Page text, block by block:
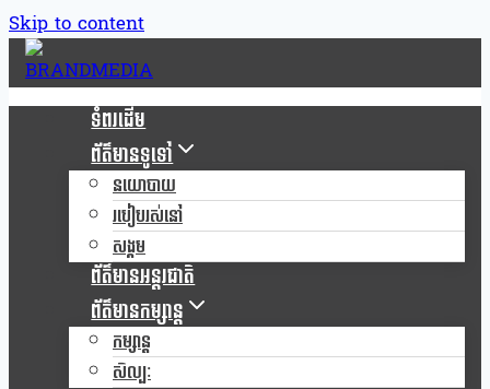
Skip to content
ទំពរដើម
ព័ត៌មានទូទៅ
នយោបាយ
របៀបរស់នៅ
សង្គម
ព័ត៌មានអន្តរជាតិ
ព័ត៌មានកម្សាន្ត
កម្សាន្ត
សិល្បៈ